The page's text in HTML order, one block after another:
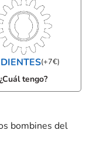
(+7€)
¿Cuál tengo?
bombines del